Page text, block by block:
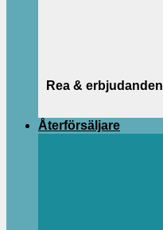
Rea & erbjudanden
Återförsäljare